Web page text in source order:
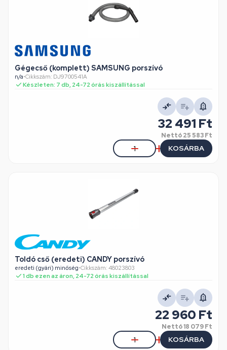
Gégecső (komplett) SAMSUNG porszívó
n/a•Cikkszám: DJ9700541A
Készleten: 7 db, 24-72 órás kiszállítással
32 491 Ft
Nettó25 583 Ft
KOSÁRBA
Toldó cső (eredeti) CANDY porszívó
eredeti (gyári) minőség•Cikkszám: 48023803
1 db ezen az áron, 24-72 órás kiszállítással
22 960 Ft
Nettó18 079 Ft
KOSÁRBA